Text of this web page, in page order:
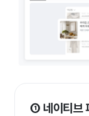
① 네이티브